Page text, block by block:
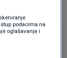
iz brave.
podacima na
oglašavanja i